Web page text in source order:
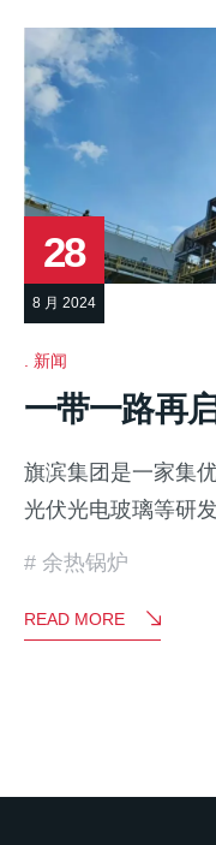
28
8 月 2024
新闻
一带一路再
旗滨集团是一家集
光伏光电玻璃等研
余热锅炉
READ MORE